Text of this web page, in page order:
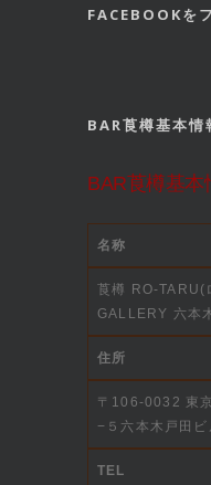
FACEBOOKを
BAR莨樽基本情
BAR莨樽基本
名称
莨樽 RO-TARU(
GALLERY 六本
住所
〒106-0032 東
−５六本木戸田
TEL